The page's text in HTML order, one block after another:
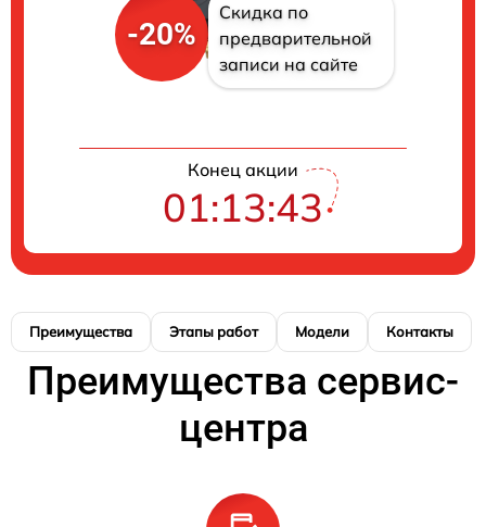
-20%
Скидка по
предварительной
записи на сайте
Конец акции
01:13:42
Преимущества Этапы работ Модели Контакты
Преимущества сервис-
центра